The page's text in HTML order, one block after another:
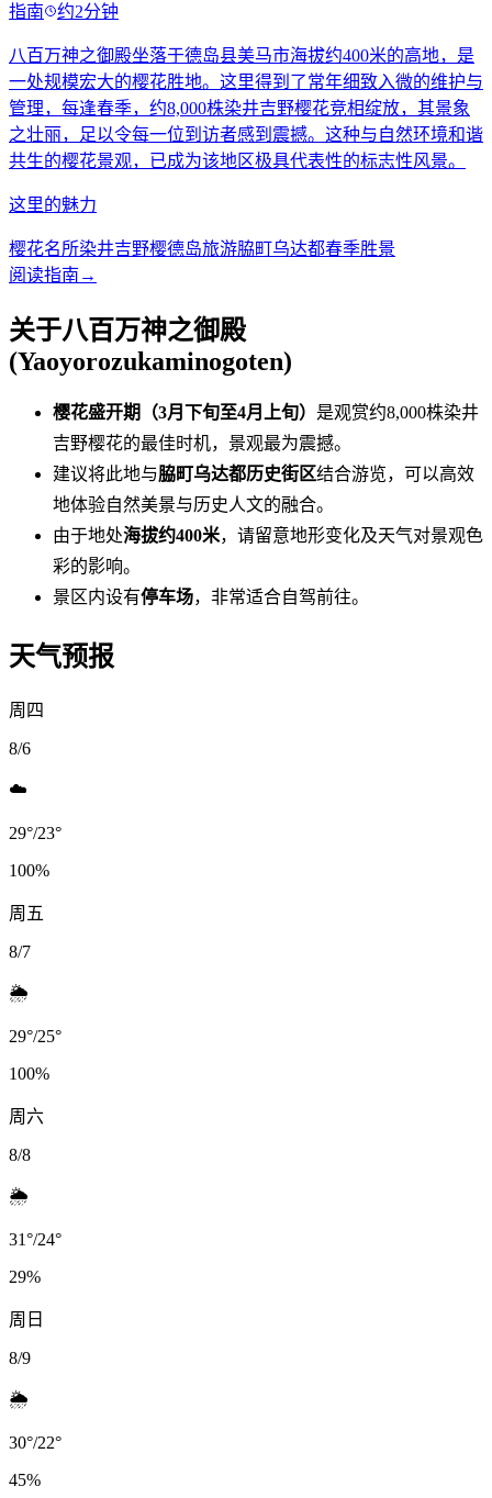
指南 约2分钟
八百万神之御殿坐落于德岛县美马市海拔约400米的高地，是
一处规模宏大的樱花胜地。这里得到了常年细致入微的维护与
管理，每逢春季，约8,000株染井吉野樱花竞相绽放，其景象
之壮丽，足以令每一位到访者感到震撼。这种与自然环境和谐
共生的樱花景观，已成为该地区极具代表性的标志性风景。
这里的魅力
樱花名所染井吉野樱德岛旅游脇町乌达都春季胜景
阅读指南 →
关于八百万神之御殿
(Yaoyorozukaminogoten)
樱花盛开期（3月下旬至4月上旬） 是观赏约8,000株染井
吉野樱花的最佳时机，景观最为震撼。
建议将此地与脇町乌达都历史街区结合游览，可以高效
地体验自然美景与历史人文的融合。
由于地处海拔约400米，请留意地形变化及天气对景观色
彩的影响。
景区内设有停车场，非常适合自驾前往。
天气预报
周四
8/6
☁️
29°/23°
100%
周五
8/7
🌦️
29°/25°
100%
周六
8/8
🌦️
31°/24°
29%
周日
8/9
🌦️
30°/22°
45%